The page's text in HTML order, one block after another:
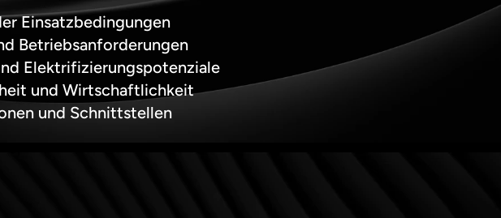
Einsatzbedingungen
Betriebsanforderungen
Elektrifizierungspotenziale
und Wirtschaftlichkeit
und Schnittstellen